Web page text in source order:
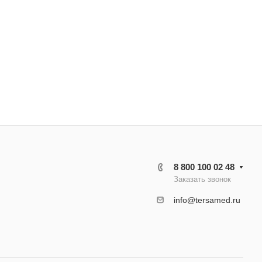
8 800 100 02 48
Заказать звонок
info@tersamed.ru